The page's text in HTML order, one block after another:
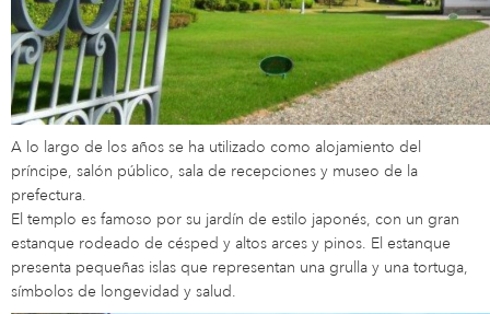
A lo largo de los años se ha utilizado como alojamiento del
príncipe, salón público, sala de recepciones y museo de la
prefectura.
El templo es famoso por su jardín de estilo japonés, con un gran
estanque rodeado de césped y altos arces y pinos. El estanque
presenta pequeñas islas que representan una grulla y una tortuga,
símbolos de longevidad y salud.